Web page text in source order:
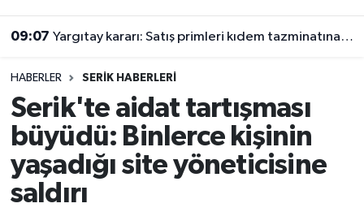
09:07 Yargıtay kararı: Satış primleri kıdem tazminatına eklenecek
HABERLER SERIK HABERLERI
Serik'te aidat tartışması
büyüdü: Binlerce kişinin
yaşadığı site yöneticisine
saldırı
Ekonomi
Resmi İlanlar
Alanyaspor
Antalya Namaz Vakitleri
Süper Lig Puan Durumu ve Fikstür
Tüm Manşetler